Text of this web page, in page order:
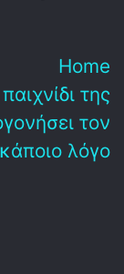
Home
της
τον
λόγο